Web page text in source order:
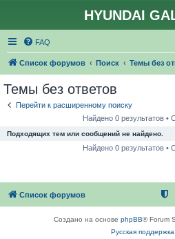
HYUNDAI
FAQ
Список форумов Поиск Темы без
Темы без ответов
Перейти к расширенному поиску
Найдено 0 результатов •
Подходящих тем или сообщений не найдено.
Найдено 0 результатов •
Список форумов
Создано на основе phpBB® Forum
Русская